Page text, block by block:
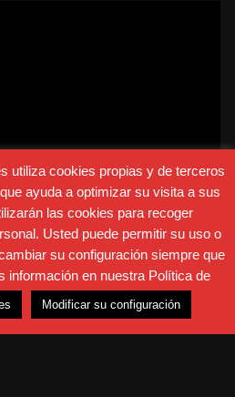
utiliza cookies propias y de terceros
ayuda a optimizar su visita a sus
las cookies para recoger
Usted puede permitir su uso o
su configuración siempre que
información en nuestra Política de
Modificar su configuración